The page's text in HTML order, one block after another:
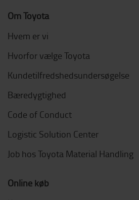
Om Toyota
Hvem er vi
Hvorfor vælge Toyota
Kundetilfredshedsundersøgelse
Bæredygtighed
Code of Conduct
Logistic Solution Center
Job hos Toyota Material Handling
Online køb